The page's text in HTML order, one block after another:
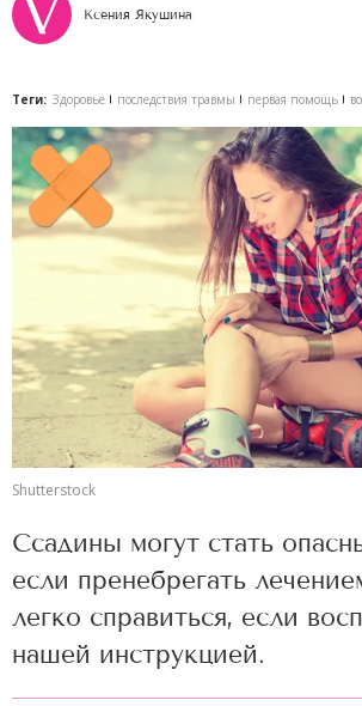
Ксения Якушина
Теги: Здоровье последствия травмы первая помощь
Shutterstock
Ссадины могут стать
если пренебрегать
легко справиться, если
нашей инструкцией.